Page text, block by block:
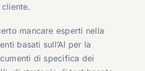
mancare esperti nella
basati sull’AI per la
di specifica dei